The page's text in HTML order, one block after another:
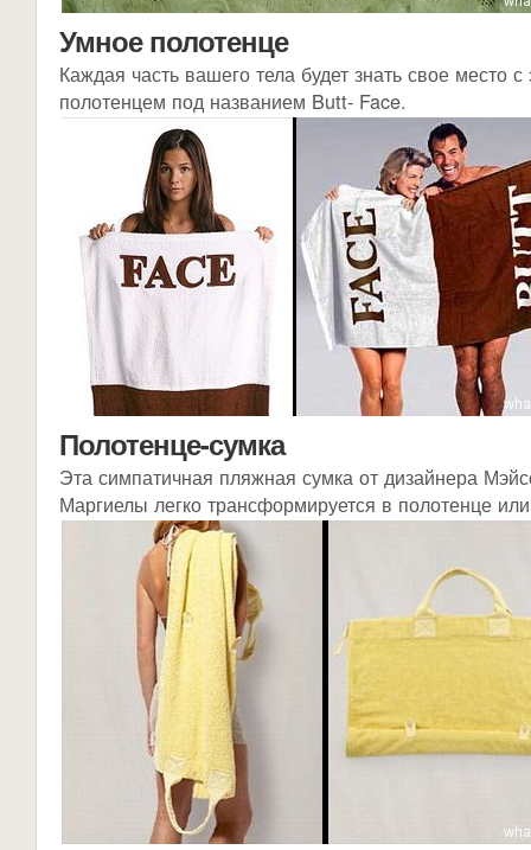
Умное полотенце
Каждая часть вашего тела будет знать свое место
полотенцем под названием Butt- Face.
Полотенце-сумка
Эта симпатичная пляжная сумка от дизайнера
Маргиелы легко трансформируется в полотенце